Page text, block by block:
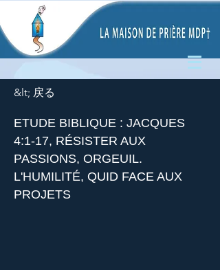
&lt; 戻る
ETUDE BIBLIQUE : JACQUES
4:1-17, RÉSISTER AUX
PASSIONS, ORGEUIL.
L'HUMILITÉ, QUID FACE AUX
PROJETS